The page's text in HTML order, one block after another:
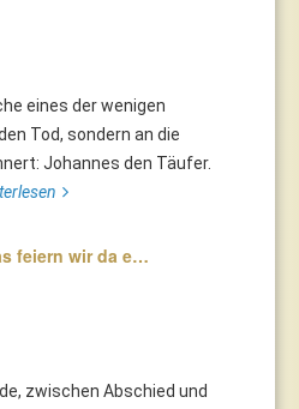
eines der wenigen
Tod, sondern an die
Johannes den Täufer.
feiern wir da e…
zwischen Abschied und